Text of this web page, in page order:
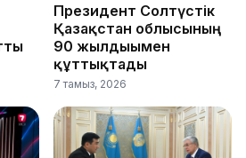
Президент Солтүстік
Қазақстан облысының
90 жылдығымен
құттықтады
7 тамыз, 2026